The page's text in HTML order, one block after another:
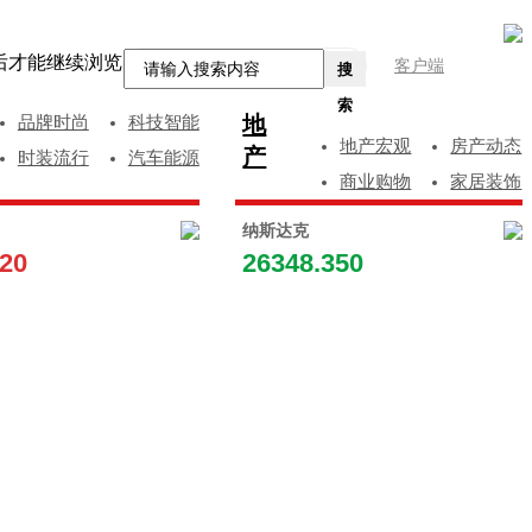
客户端
搜
索
品牌时尚
科技智能
时装流行
汽车能源
地
产
地产宏观
房产动态
商业购物
家居装饰
纳斯达克
26348.350
才能继续浏览